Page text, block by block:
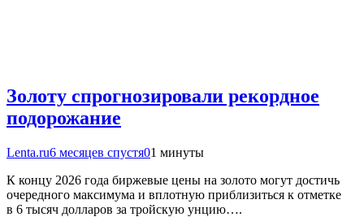
Золоту спрогнозировали рекордное
подорожание
Lenta.ru6 месяцев спустя01 минуты
К концу 2026 года биржевые цены на золото могут достичь
очередного максимума и вплотную приблизиться к отметке
в 6 тысяч долларов за тройскую унцию….